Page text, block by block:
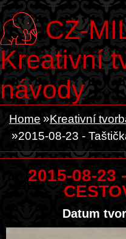
CZ-
Kreativní
návody
Home
Kreativní
2015-08-23 -
2015-08-23
Datum